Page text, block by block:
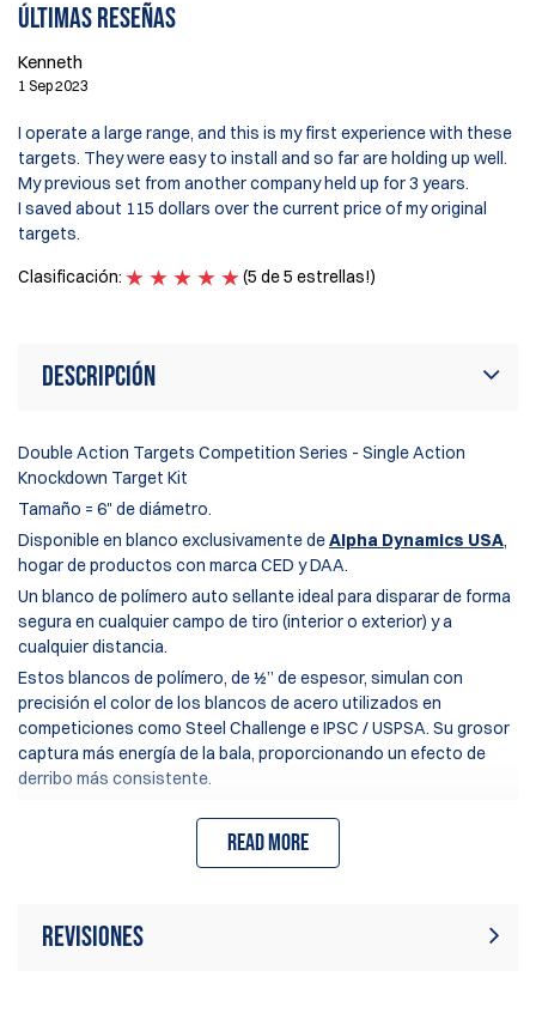
Últimas reseñas
Kenneth
1 Sep 2023
I operate a large range, and this is my first experience with these
targets. They were easy to install and so far are holding up well.
My previous set from another company held up for 3 years.
I saved about 115 dollars over the current price of my original
targets.
Clasificación:
(5 de 5 estrellas!)
Descripción
Double Action Targets Competition Series - Single Action
Knockdown Target Kit
Tamaño = 6" de diámetro.
Disponible en blanco exclusivamente deAlpha Dynamics USA,
hogar de productos con marca CED y DAA.
Un blanco de polímero auto sellante ideal para disparar de forma
segura en cualquier campo de tiro (interior o exterior) y a
cualquier distancia.
Estos blancos de polímero, de ½” de espesor, simulan con
precisión el color de los blancos de acero utilizados en
competiciones como Steel Challenge e IPSC / USPSA. Su grosor
captura más energía de la bala, proporcionando un efecto de
derribo más consistente.
confiable incluso después de cientos de disparos.
El innovador diseño de la base permite el montaje en cualquier
caigan completamente, eliminando la flexión, que es común en
Read more
Revisiones